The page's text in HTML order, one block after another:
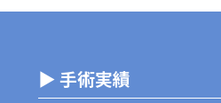
▶ 手術実績